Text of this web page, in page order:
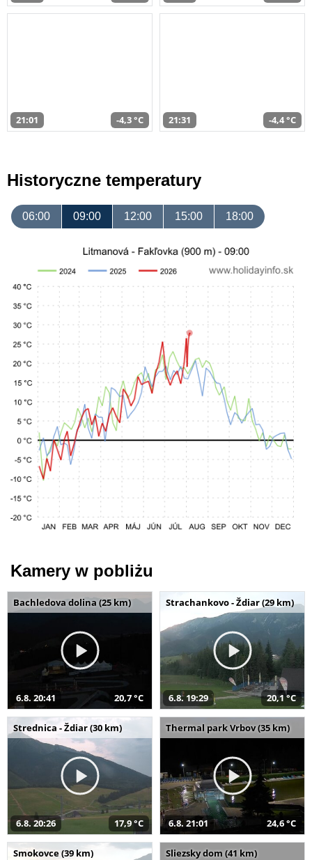
21:01 -4,3 °C 21:31 -4,4 °C
Historyczne temperatury
06:00 09:00 12:00 15:00 18:00
Kamery w pobliżu
Bachledova dolina (25 km)
6.8. 20:41 20,7 °C
Strachankovo - Ždiar (29 km)
6.8. 19:29 20,1 °C
Strednica - Ždiar (30 km)
6.8. 20:26 17,9 °C
Thermal park Vrbov (35 km)
6.8. 21:01 24,6 °C
Smokovce (39 km) Sliezsky dom (41 km)